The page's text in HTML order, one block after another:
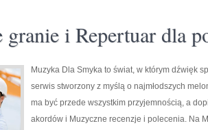
granie i Repertuar dla
Muzyka Dla Smyka to świat, w którym dźwięk
serwis stworzony z myślą o najmłodszych
ma być przede wszystkim przyjemnością, a
akordów i Muzyczne recenzje i polecenia. Na